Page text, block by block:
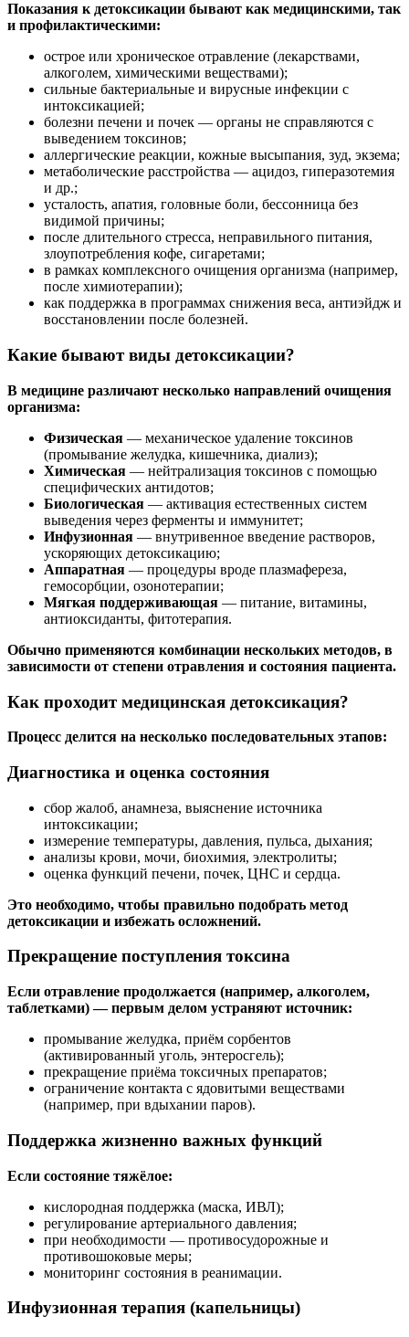
Показания к детоксикации бывают как медицинскими, так
и профилактическими:
острое или хроническое отравление (лекарствами,
алкоголем, химическими веществами);
сильные бактериальные и вирусные инфекции с
интоксикацией;
болезни печени и почек — органы не справляются с
выведением токсинов;
аллергические реакции, кожные высыпания, зуд, экзема;
метаболические расстройства — ацидоз, гиперазотемия
и др.;
усталость, апатия, головные боли, бессонница без
видимой причины;
после длительного стресса, неправильного питания,
злоупотребления кофе, сигаретами;
в рамках комплексного очищения организма (например,
после химиотерапии);
как поддержка в программах снижения веса, антиэйдж и
восстановлении после болезней.
Какие бывают виды детоксикации?
В медицине различают несколько направлений очищения
организма:
Физическая — механическое удаление токсинов
(промывание желудка, кишечника, диализ);
Химическая — нейтрализация токсинов с помощью
специфических антидотов;
Биологическая — активация естественных систем
выведения через ферменты и иммунитет;
Инфузионная — внутривенное введение растворов,
ускоряющих детоксикацию;
Аппаратная — процедуры вроде плазмафереза,
гемосорбции, озонотерапии;
Мягкая поддерживающая — питание, витамины,
антиоксиданты, фитотерапия.
Обычно применяются комбинации нескольких методов, в
зависимости от степени отравления и состояния пациента.
Как проходит медицинская детоксикация?
Процесс делится на несколько последовательных этапов:
Диагностика и оценка состояния
сбор жалоб, анамнеза, выяснение источника
интоксикации;
измерение температуры, давления, пульса, дыхания;
анализы крови, мочи, биохимия, электролиты;
оценка функций печени, почек, ЦНС и сердца.
Это необходимо, чтобы правильно подобрать метод
детоксикации и избежать осложнений.
Прекращение поступления токсина
Если отравление продолжается (например, алкоголем,
таблетками) — первым делом устраняют источник:
промывание желудка, приём сорбентов
(активированный уголь, энтеросгель);
прекращение приёма токсичных препаратов;
ограничение контакта с ядовитыми веществами
(например, при вдыхании паров).
Поддержка жизненно важных функций
Если состояние тяжёлое:
кислородная поддержка (маска, ИВЛ);
регулирование артериального давления;
при необходимости — противосудорожные и
противошоковые меры;
мониторинг состояния в реанимации.
Инфузионная терапия (капельницы)